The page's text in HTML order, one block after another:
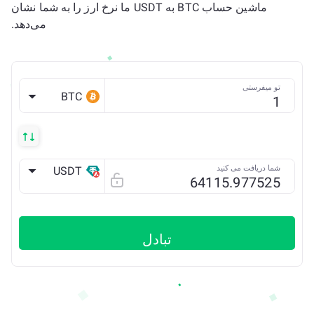
ماشین حساب BTC به USDT ما نرخ ارز را به شما نشان
می‌دهد.
تو میفرستی
BTC
شما دریافت می کنید USDT
تبادل